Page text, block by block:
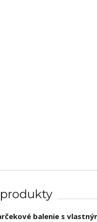
balenie s